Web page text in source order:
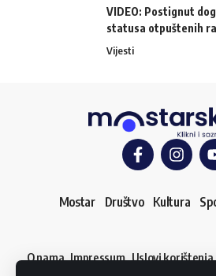
VIDEO: Postignut
statusa otpuštenih
Vijesti
Mostar Društvo Kultura
O nama Impressum Uslovi korištenja